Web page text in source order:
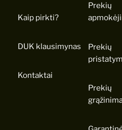
Kaip pirkti?
DUK klausimynas
Kontaktai
Prekių
Prekių
Prekių